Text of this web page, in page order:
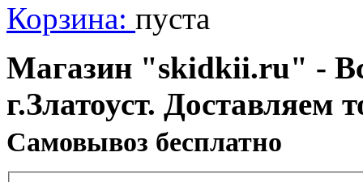
Корзина: пуста
Магазин "skidkii.ru" -
г.Златоуст.
Cамовывоз бесплатно